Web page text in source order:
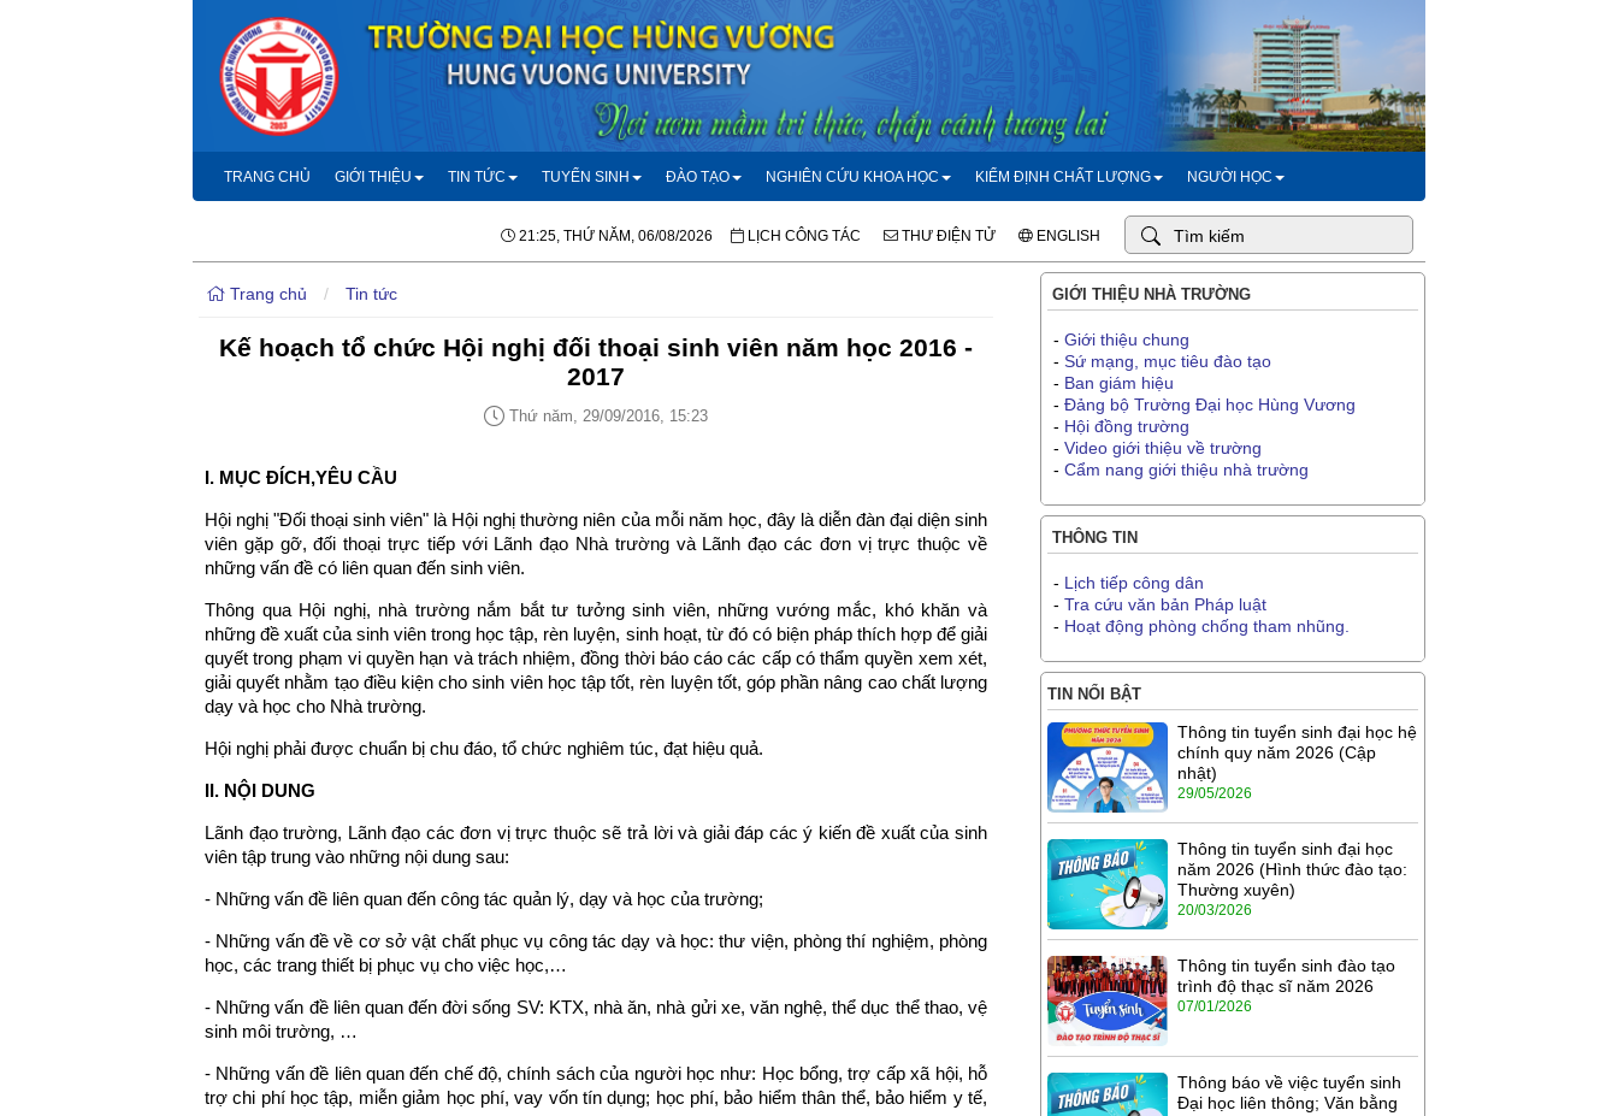
TRANG CHỦ GIỚI THIỆU TIN TỨC TUYỂN SINH ĐÀO TẠO NGHIÊN CỨU KHOA HỌC KIỂM ĐỊNH CHẤT LƯỢNG NGƯỜI HỌC
21:25, THỨ NĂM, 06/08/2026 LỊCH CÔNG TÁC THƯ ĐIỆN TỬ ENGLISH
Trang chủ / Tin tức
Kế hoạch tổ chức Hội nghị đối thoại sinh viên năm học 2016 -
2017
Thứ năm, 29/09/2016, 15:23
I. MỤC ĐÍCH,YÊU CẦU
Hội nghị "Đối thoại sinh viên" là Hội nghị thường niên của mỗi năm học, đây là diễn đàn đại diện sinh
viên gặp gỡ, đối thoại trực tiếp với Lãnh đạo Nhà trường và Lãnh đạo các đơn vị trực thuộc về
những vấn đề có liên quan đến sinh viên.
Thông qua Hội nghị, nhà trường nắm bắt tư tưởng sinh viên, những vướng mắc, khó khăn và
những đề xuất của sinh viên trong học tập, rèn luyện, sinh hoạt, từ đó có biện pháp thích hợp để giải
quyết trong phạm vi quyền hạn và trách nhiệm, đồng thời báo cáo các cấp có thẩm quyền xem xét,
giải quyết nhằm tạo điều kiện cho sinh viên học tập tốt, rèn luyện tốt, góp phần nâng cao chất lượng
dạy và học cho Nhà trường.
Hội nghị phải được chuẩn bị chu đáo, tổ chức nghiêm túc, đạt hiệu quả.
II. NỘI DUNG
Lãnh đạo trường, Lãnh đạo các đơn vị trực thuộc sẽ trả lời và giải đáp các ý kiến đề xuất của sinh
viên tập trung vào những nội dung sau:
- Những vấn đề liên quan đến công tác quản lý, dạy và học của trường;
- Những vấn đề về cơ sở vật chất phục vụ công tác dạy và học: thư viện, phòng thí nghiệm, phòng
học, các trang thiết bị phục vụ cho việc học,…
- Những vấn đề liên quan đến đời sống SV: KTX, nhà ăn, nhà gửi xe, văn nghệ, thể dục thể thao, vệ
sinh môi trường, …
- Những vấn đề liên quan đến chế độ, chính sách của người học như: Học bổng, trợ cấp xã hội, hỗ
trợ chi phí học tập, miễn giảm học phí, vay vốn tín dụng; học phí, bảo hiểm thân thể, bảo hiểm y tế,
GIỚI THIỆU NHÀ TRƯỜNG
- Giới thiệu chung
- Sứ mạng, mục tiêu đào tạo
- Ban giám hiệu
- Đảng bộ Trường Đại học Hùng Vương
- Hội đồng trường
- Video giới thiệu về trường
- Cẩm nang giới thiệu nhà trường
THÔNG TIN
- Lịch tiếp công dân
- Tra cứu văn bản Pháp luật
- Hoạt động phòng chống tham nhũng.
TIN NỔI BẬT
Thông tin tuyển sinh đại học hệ
chính quy năm 2026 (Cập
nhật)
29/05/2026
Thông tin tuyển sinh đại học
năm 2026 (Hình thức đào tạo:
Thường xuyên)
20/03/2026
Thông tin tuyển sinh đào tạo
trình độ thạc sĩ năm 2026
07/01/2026
Thông báo về việc tuyển sinh
Đại học liên thông; Văn bằng